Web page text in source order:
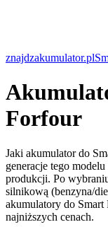
znajdzakumulator.pl
Forfour
Jaki akumulator do
generacje tego
produkcji. Po
silnikową (benzyna/
akumulatory do
najniższych cenach.